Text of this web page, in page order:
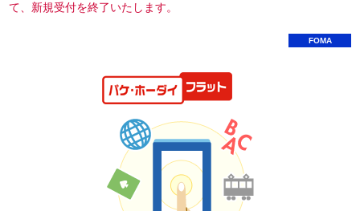
て、新規受付を終了いたします。
FOMA